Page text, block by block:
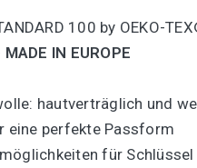
100 by OEKO-
MADE IN EUROPE
hautverträglich und
eine perfekte Passform
für Schlüssel